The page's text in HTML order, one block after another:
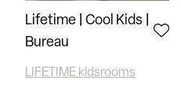
Lifetime | Cool Kids |
Bureau
LIFETIME kidsrooms